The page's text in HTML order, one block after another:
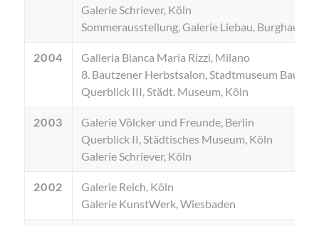
Galerie Schriever, Köln
Sommerausstellung, Galerie Liebau, Burghaun/
2004
Galleria Bianca Maria Rizzi, Milano
8. Bautzener Herbstsalon, Stadtmuseum
Querblick III, Städt. Museum, Köln
2003
Galerie Völcker und Freunde, Berlin
Querblick II, Städtisches Museum, Köln
Galerie Schriever, Köln
2002
Galerie Reich, Köln
Galerie KunstWerk, Wiesbaden